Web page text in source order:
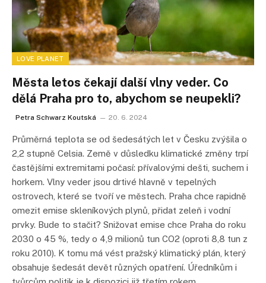
LOVE PLANET
Města letos čekají další vlny veder. Co
dělá Praha pro to, abychom se neupekli?
Petra Schwarz Koutská 20. 6. 2024
Průměrná teplota se od šedesátých let v Česku zvýšila o
2,2 stupně Celsia. Země v důsledku klimatické změny trpí
častějšími extremitami počasí: přívalovými dešti, suchem i
horkem. Vlny veder jsou drtivé hlavně v tepelných
ostrovech, které se tvoří ve městech. Praha chce rapidně
omezit emise skleníkových plynů, přidat zeleň i vodní
prvky. Bude to stačit? Snižovat emise chce Praha do roku
2030 o 45 %, tedy o 4,9 milionů tun CO2 (oproti 8,8 tun z
roku 2010). K tomu má vést pražský klimatický plán, který
obsahuje šedesát devět různých opatření. Úředníkům i